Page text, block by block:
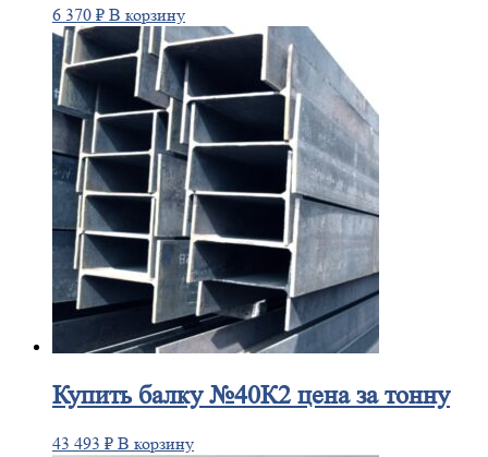
6 370 ₽ В корзину
Купитьбалку №40К2 цена за тонну
43 493 ₽ В корзину